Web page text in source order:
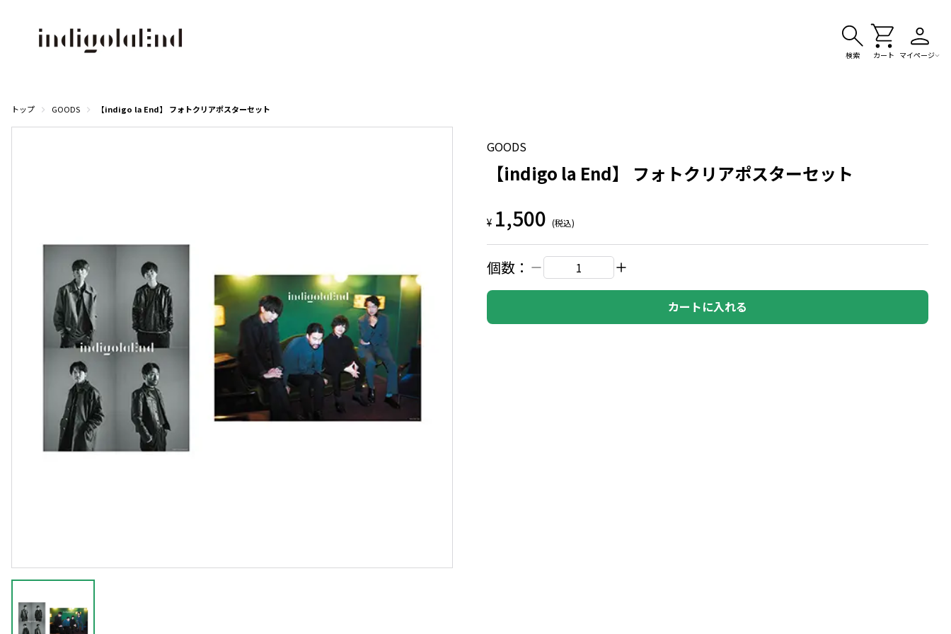
検索 カート マイページ
トップ GOODS 【indigo la End】 フォトクリアポスターセット
GOODS
【indigo la End】 フォトクリアポスターセット
¥ 1,500 (税込)
個数：
カートに入れる